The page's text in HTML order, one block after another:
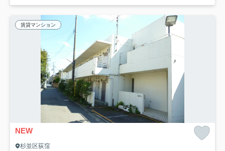
賃貸マンション
NEW
杉並区荻窪